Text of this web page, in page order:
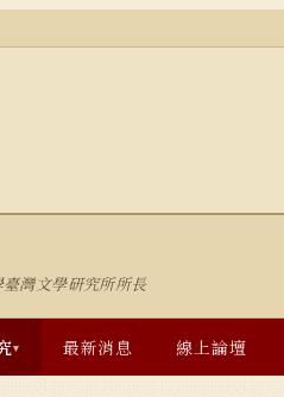
灣文學研究所所長
▾ 最新消息 線上論壇